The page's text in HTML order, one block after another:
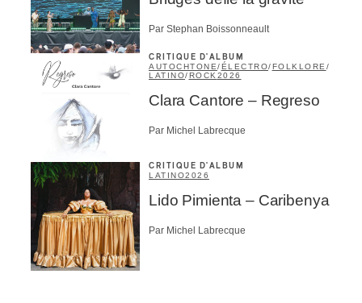
Par Stephan Boissonneault
CRITIQUE D'ALBUM
AUTOCHTONE/ÉLECTRO/FOLKLORE/
LATINO/ROCK2026
Clara Cantore – Regreso
Par Michel Labrecque
CRITIQUE D'ALBUM
LATINO2026
Lido Pimienta – Caribenya
Par Michel Labrecque